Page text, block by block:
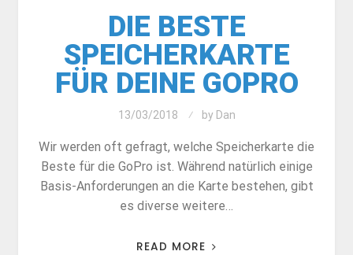
DIE BESTE
SPEICHERKARTE
FÜR DEINE GOPRO
13/03/2018 by Dan
Wir werden oft gefragt, welche Speicherkarte die
Beste für die GoPro ist. Während natürlich einige
Basis-Anforderungen an die Karte bestehen, gibt
es diverse weitere…
READ MORE